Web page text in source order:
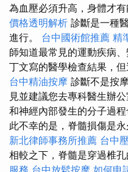
為血壓必須升高，身體才
價格透明解析 診斷是一種
進行。 台中國術館推薦 精
師知道最常見的運動疾病
丁文寫的醫學檢查結果，
台中精油按摩 診斷不是按
見並建議您去專科醫生辦
和神經內部發生的分子過
此不幸的是，脊髓損傷是永
新北律師事務所推薦 台中
相較之下，脊髓是穿過椎孔
服務 台中放鬆按摩 如何申